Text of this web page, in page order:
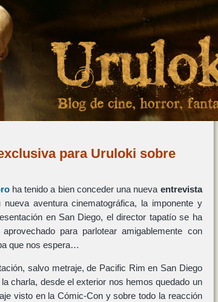
para Uruloki sobre
ha tenido a bien conceder una nueva entrevista
aventura cinematográfica, la imponente y
en San Diego, el director tapatío se ha
para parlotear amigablemente con
que nos espera…
salvo metraje, de Pacific Rim en San Diego
charla, desde el exterior nos hemos quedado un
visto en la Cómic-Con y sobre todo la reacción